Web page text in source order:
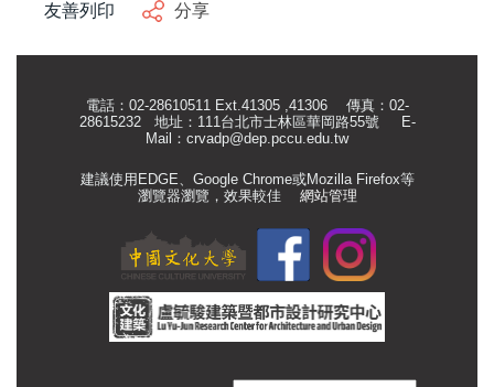
友善列印 分享
電話：02-28610511 Ext.41305 ,41306 傳真：02-
28615232 地址：111台北市士林區華岡路55號 E-
Mail： crvadp@dep.pccu.edu.tw
建議使用EDGE、Google Chrome或Mozilla Firefox等
瀏覽器瀏覽，效果較佳 網站管理